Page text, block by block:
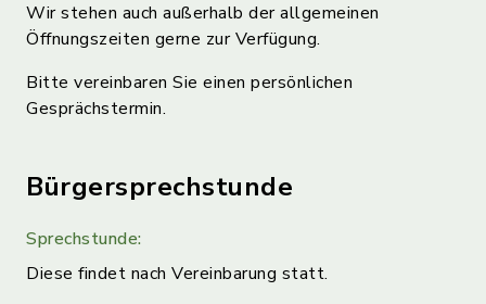
Wir stehen auch außerhalb der allgemeinen
Öffnungszeiten gerne zur Verfügung.
Bitte vereinbaren Sie einen persönlichen
Gesprächstermin.
Bürgersprechstunde
Sprechstunde:
Diese findet nach Vereinbarung statt.